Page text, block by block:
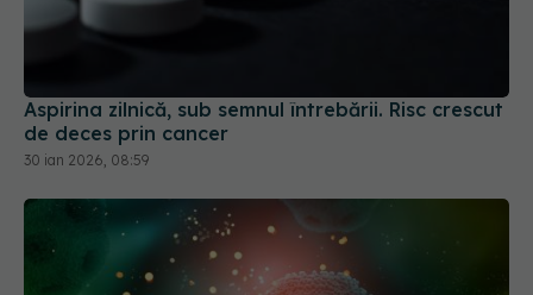
Aspirina zilnică, sub semnul întrebării. Risc crescut
de deces prin cancer